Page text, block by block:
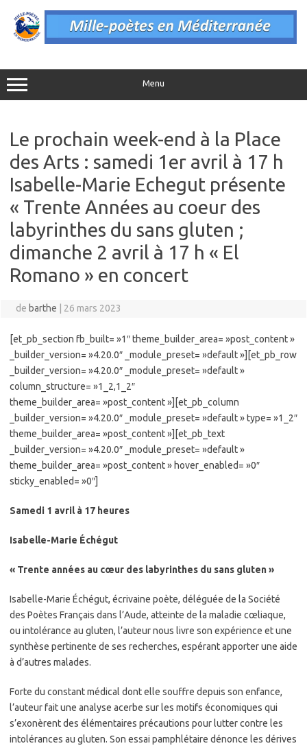
contenu
Menu
Le prochain week-end à la Place
des Arts : samedi 1er avril à 17 h
Isabelle-Marie Echegut présente
« Trente Années au coeur des
labyrinthes du sans gluten ;
dimanche 2 avril à 17 h « El
Romano » en concert
de barthe 26 mars 2023
[et_pb_section fb_built= »1″ theme_builder_area= »post_content »
_builder_version= »4.20.0″ _module_preset= »default »][et_pb_row
_builder_version= »4.20.0″ _module_preset= »default »
column_structure= »1_2,1_2″
theme_builder_area= »post_content »][et_pb_column
_builder_version= »4.20.0″ _module_preset= »default » type= »1_2″
theme_builder_area= »post_content »][et_pb_text
_builder_version= »4.20.0″ _module_preset= »default »
theme_builder_area= »post_content » hover_enabled= »0″
sticky_enabled= »0″]
Samedi 1 avril à 17 heures
Isabelle-Marie Échégut
« Trente années au cœur des labyrinthes du sans gluten »
Isabelle-Marie Échégut, écrivaine poète, déléguée de la Société
des Poètes Français dans l’Aude, atteinte de la maladie cœliaque,
ou intolérance au gluten, l’auteur nous livre son expérience et une
synthèse pertinente de ses recherches, espérant apporter une aide
à d’autres malades.
Forte du constant médical dont elle souffre depuis son enfance,
l’auteur fait une analyse acerbe sur les motifs économiques qui
s’exonèrent des élémentaires précautions pour lutter contre les
intolérances au gluten. Son essai pamphlétaire dénonce les dérives